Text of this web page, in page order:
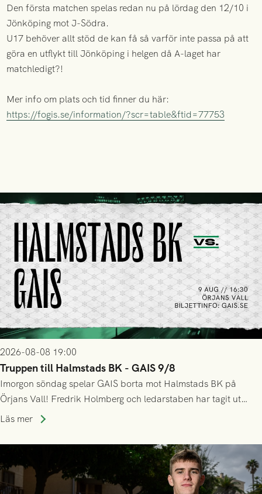
Den första matchen spelas redan nu på lördag den 12/10 i
Jönköping mot J-Södra.
U17 behöver allt stöd de kan få så varför inte passa på att
göra en utflykt till Jönköping i helgen då A-laget har
matchledigt?!
Mer info om plats och tid finner du här:
https://fogis.se/information/?scr=table&ftid=77753
2026-08-08 19:00
Truppen till Halmstads BK - GAIS 9/8
Imorgon söndag spelar GAIS borta mot Halmstads BK på
Örjans Vall! Fredrik Holmberg och ledarstaben har tagit ut
följande trupp till matchen:
Läs mer